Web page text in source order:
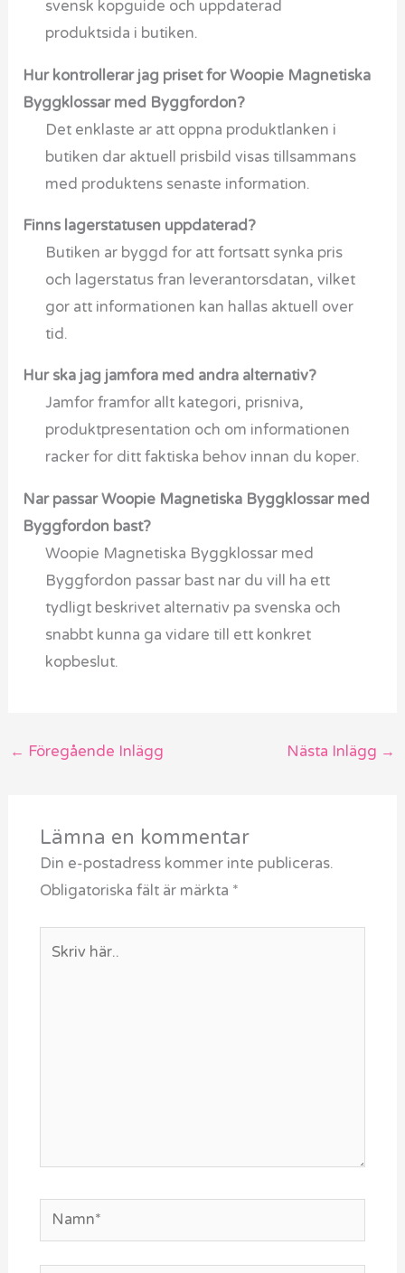
svensk kopguide och uppdaterad
produktsida i butiken.
Hur kontrollerar jag priset for Woopie Magnetiska
Byggklossar med Byggfordon?
Det enklaste ar att oppna produktlanken i
butiken dar aktuell prisbild visas tillsammans
med produktens senaste information.
Finns lagerstatusen uppdaterad?
Butiken ar byggd for att fortsatt synka pris
och lagerstatus fran leverantorsdatan, vilket
gor att informationen kan hallas aktuell over
tid.
Hur ska jag jamfora med andra alternativ?
Jamfor framfor allt kategori, prisniva,
produktpresentation och om informationen
racker for ditt faktiska behov innan du koper.
Nar passar Woopie Magnetiska Byggklossar med
Byggfordon bast?
Woopie Magnetiska Byggklossar med
Byggfordon passar bast nar du vill ha ett
tydligt beskrivet alternativ pa svenska och
snabbt kunna ga vidare till ett konkret
kopbeslut.
← Föregående Inlägg Nästa Inlägg →
Lämna en kommentar
Din e-postadress kommer inte publiceras.
Obligatoriska fält är märkta *
Namn*